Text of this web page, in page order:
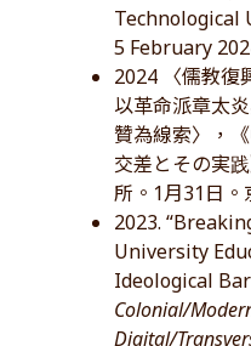
Technological
5 February
2024 〈儒教復
以革命派章太
贊為線索〉，
交差とその実
所。1月31日。
2023.
University
Ideological
Colonial/
Digital/